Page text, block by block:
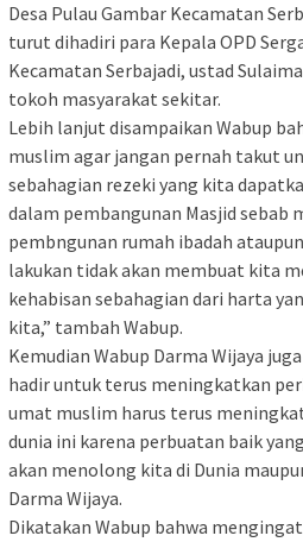
Desa Pulau Gambar Kecamatan
turut dihadiri para Kepala OPD
Kecamatan Serbajadi, ustad
tokoh masyarakat sekitar.
Lebih lanjut disampaikan Wabup
muslim agar jangan pernah takut
sebahagian rezeki yang kita
dalam pembangunan Masjid sebab
pembngunan rumah ibadah
lakukan tidak akan membuat kita
kehabisan sebahagian dari harta
kita,” tambah Wabup.
Kemudian Wabup Darma Wijaya
hadir untuk terus meningkatkan
umat muslim harus terus
dunia ini karena perbuatan baik
akan menolong kita di Dunia
Darma Wijaya.
Dikatakan Wabup bahwa